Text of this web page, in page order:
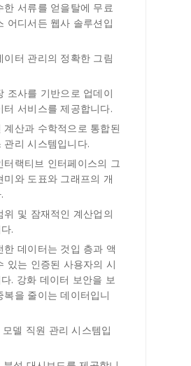
한 서류를 얻을탈에 무료
어디서든 웹사 솔루션입
이터 관리의 정확한 그림
조사를 기반으로 업데이
터 서비스를 제공합니다.
계산과 수학적으로 통합된
관리 시스템입니다.
터랙티브 인터페이스의 그
미와 도표와 그래프의 개
위 및 잠재적인 계산업의
.
한 데이터는 것입 층과 액
있는 인증된 사용자의 시
. 강화 데이터 보안을 보
복을 줄이는 데이터입니
델 직원 관리 시스템입